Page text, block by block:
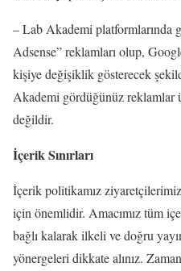
– Lab Akademi platformlarında
Adsense” reklamları olup,
kişiye değişiklik gösterecek
Akademi gördüğünüz reklamlar
değildir.
İçerik Sınırları
İçerik politikamız
için önemlidir. Amacımız tüm
bağlı kalarak ilkeli ve doğru
yönergeleri dikkate alınız.